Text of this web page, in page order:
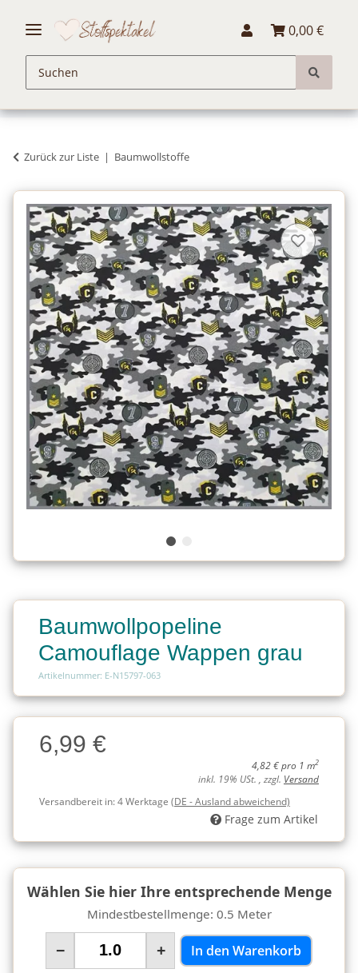
0,00 €
Zurück zur Liste Baumwollstoffe
Baumwollpopeline
Camouflage Wappen grau
Artikelnummer: E-N15797-063
Charge
Charge6,99 €
4,82 € pro 1 m2
inkl. 19% USt. , zzgl. Versand
Versandbereit in:4 Werktage (DE - Ausland abweichend)
Frage zum Artikel
Wählen Sie hier Ihre entsprechende Menge
Mindestbestellmenge: 0.5 Meter
− + In den Warenkorb